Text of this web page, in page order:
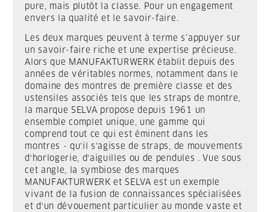
pure, mais plutôt la classe. Pour un engagement
envers la qualité et le savoir-faire.
Les deux marques peuvent à terme s’appuyer sur
un savoir-faire riche et une expertise précieuse.
Alors que MANUFAKTURWERK établit depuis des
années de véritables normes, notamment dans le
domaine des montres de première classe et des
ustensiles associés tels que les straps de montre,
la marque SELVA propose depuis 1961 un
ensemble complet unique, une gamme qui
comprend tout ce qui est éminent dans les
montres - qu'il s'agisse de straps, de mouvements
d'horlogerie, d'aiguilles ou de pendules . Vue sous
cet angle, la symbiose des marques
MANUFAKTURWERK et SELVA est un exemple
vivant de la fusion de connaissances spécialisées
et d'un dévouement particulier au monde vaste et